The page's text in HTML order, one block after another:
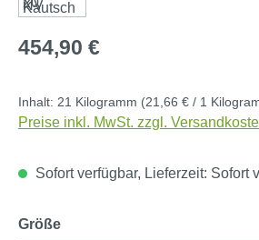
Regulärer Preis:
454,90 €
Inhalt: 21 Kilogramm (21,66 € / 1
Preise inkl. MwSt. zzgl.
Sofort verfügbar, Lieferzeit: Sofort
Größeauswählen